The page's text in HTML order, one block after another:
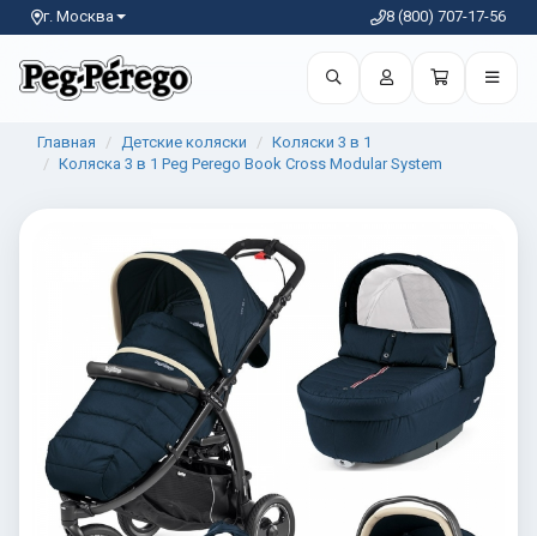
г. Москва 8 (800) 707-17-56
Главная Детские коляски
Коляски 3 в 1
Коляска 3 в 1 Peg Perego Book Cross Modular System